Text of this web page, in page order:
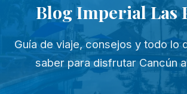
Blog Imperial Las
Guía de viaje, consejos y todo lo
saber para disfrutar Cancún